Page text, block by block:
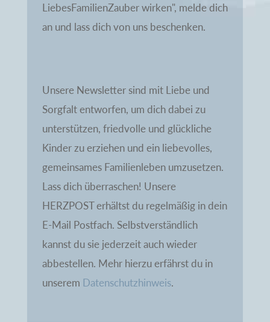
LiebesFamilienZauber wirken", melde dich
an und lass dich von uns beschenken.
Unsere Newsletter sind mit Liebe und
Sorgfalt entworfen, um dich dabei zu
unterstützen, friedvolle und glückliche
Kinder zu erziehen und ein liebevolles,
gemeinsames Familienleben umzusetzen.
Lass dich überraschen! Unsere
HERZPOST erhältst du regelmäßig in dein
E-Mail Postfach. Selbstverständlich
kannst du sie jederzeit auch wieder
abbestellen. Mehr hierzu erfährst du in
unserem Datenschutzhinweis.